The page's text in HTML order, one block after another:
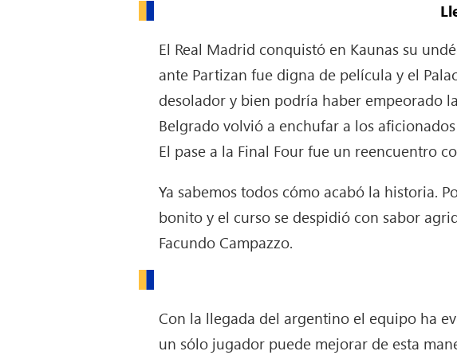
El Real Madrid conquistó en Kaunas su
ante Partizan fue digna de película y el
desolador y bien podría haber empeorado
Belgrado volvió a enchufar a los
El pase a la Final Four fue un reencuentro
Ya sabemos todos cómo acabó la historia.
bonito y el curso se despidió con sabor
Facundo Campazzo.
Con la llegada del argentino el equipo ha
un sólo jugador puede mejorar de esta